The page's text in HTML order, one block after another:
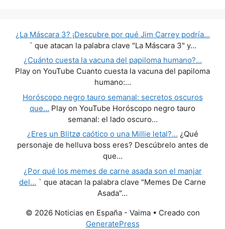
¿La Máscara 3? ¡Descubre por qué Jim Carrey podría…
` que atacan la palabra clave "La Máscara 3" y…
¿Cuánto cuesta la vacuna del papiloma humano?…
Play on YouTube Cuanto cuesta la vacuna del papiloma
humano:…
Horóscopo negro tauro semanal: secretos oscuros
que… Play on YouTube Horóscopo negro tauro
semanal: el lado oscuro…
¿Eres un Blitzø caótico o una Millie letal?… ¿Qué
personaje de helluva boss eres? Descúbrelo antes de
que…
¿Por qué los memes de carne asada son el manjar
del… ` que atacan la palabra clave "Memes De Carne
Asada"…
© 2026 Noticias en España - Vaima• Creado con
GeneratePress